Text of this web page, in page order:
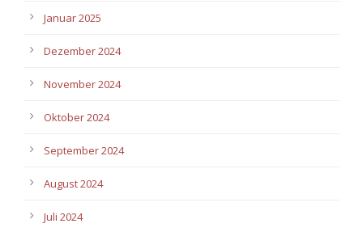
Januar 2025
Dezember 2024
November 2024
Oktober 2024
September 2024
August 2024
Juli 2024